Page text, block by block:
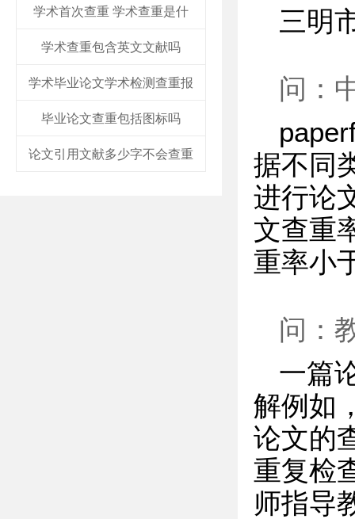
学术首次查重 学术查重是什
学术查重包含英文文献吗
学术毕业论文学术检测查重报
毕业论文查重包括图标吗
论文引用文献多少字不会查重
三明
问：
据不同
进行论
文查重
重率小
问：
一篇
解例如
论文的
重复检
师指导